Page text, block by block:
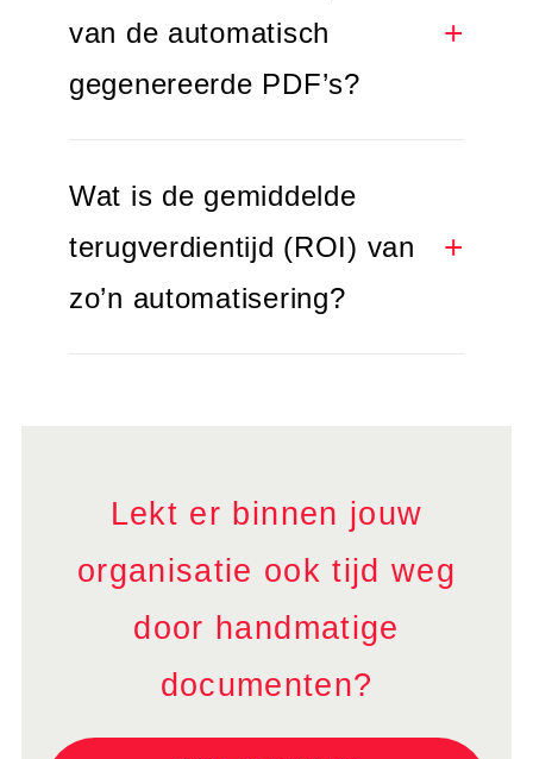
van de automatisch
gegenereerde PDF’s?
Wat is de gemiddelde
terugverdientijd (ROI) van
zo’n automatisering?
Lekt er binnen jouw
organisatie ook tijd weg
door handmatige
documenten?